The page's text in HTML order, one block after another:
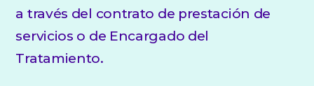
a través del contrato de prestación de
servicios o de Encargado del
Tratamiento.